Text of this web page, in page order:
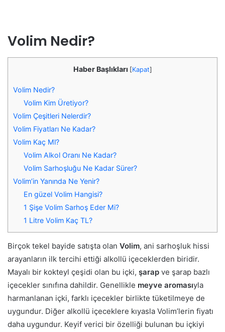
Volim Nedir?
Haber Başlıkları [Kapat]
Volim Nedir?
Volim Kim Üretiyor?
Volim Çeşitleri Nelerdir?
Volim Fiyatları Ne Kadar?
Volim Kaç Ml?
Volim Alkol Oranı Ne Kadar?
Volim Sarhoşluğu Ne Kadar Sürer?
Volim’in Yanında Ne Yenir?
En güzel Volim Hangisi?
1 Şişe Volim Sarhoş Eder Mi?
1 Litre Volim Kaç TL?
Birçok tekel bayide satışta olan Volim, ani sarhoşluk hissi
arayanların ilk tercihi ettiği alkollü içeceklerden biridir.
Mayalı bir kokteyl çeşidi olan bu içki, şarap ve şarap bazlı
içecekler sınıfına dahildir. Genellikle meyve aromasıyla
harmanlanan içki, farklı içecekler birlikte tüketilmeye de
uygundur. Diğer alkollü içeceklere kıyasla Volim’lerin fiyatı
daha uygundur. Keyif verici bir özelliği bulunan bu içkiyi